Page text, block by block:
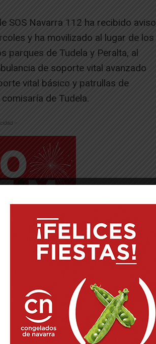
SOS Navarra 112 ha recibido aviso
y ha movilizado al lugar de los
parques de Tudela y Peralta, al
de soporte vital avanzado
vital básico y patrullas de
de Tudela.
--
camiones han colisionado de